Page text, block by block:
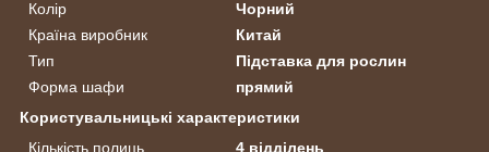
Колір
Чорний
Країна виробник
Китай
Тип
Підставка для рослин
Форма шафи
прямий
Користувальницькі характеристики
Кількість полиць
4 відділень